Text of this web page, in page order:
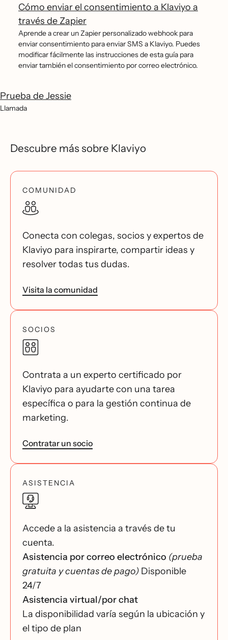
Cómo enviar el consentimiento a Klaviyo a
través de Zapier
Aprende a crear un Zapier personalizado webhook para
enviar consentimiento para enviar SMS a Klaviyo. Puedes
modificar fácilmente las instrucciones de esta guía para
enviar también el consentimiento por correo electrónico.
Prueba de Jessie
Llamada
Descubre más sobre Klaviyo
COMUNIDAD
Conecta con colegas, socios y expertos de
Klaviyo para inspirarte, compartir ideas y
resolver todas tus dudas.
Visita la comunidad
SOCIOS
Contrata a un experto certificado por
Klaviyo para ayudarte con una tarea
específica o para la gestión continua de
marketing.
Contratar un socio
ASISTENCIA
Accede a la asistencia a través de tu
cuenta.
Asistencia por correo electrónico (prueba
gratuita y cuentas de pago) Disponible
24/7
Asistencia virtual/por chat
La disponibilidad varía según la ubicación y
el tipo de plan